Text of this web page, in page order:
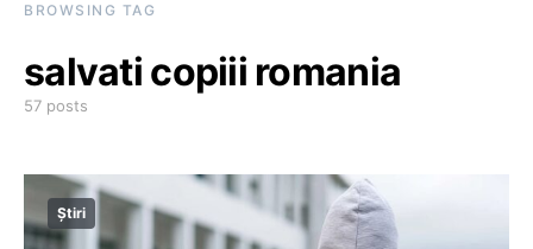
BROWSING TAG
salvati copiii romania
57 posts
Știri